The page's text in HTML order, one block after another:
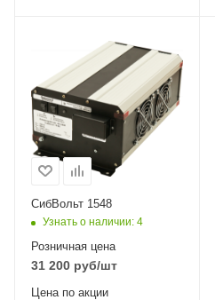
СибВольт 1548
Узнать о наличии: 4
Розничная цена
31 200 руб/шт
Цена по акции